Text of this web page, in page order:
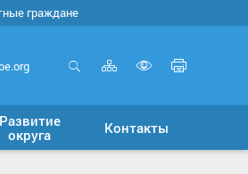
граждане
Карта
сайта
версию
для
Развитие
округа
Контакты